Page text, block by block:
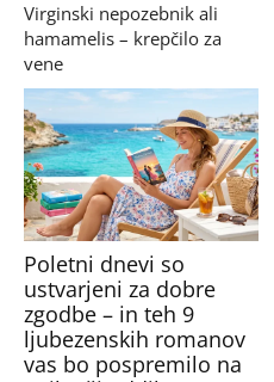
Virginski nepozebnik ali
hamamelis – krepčilo za
vene
Poletni dnevi so
ustvarjeni za dobre
zgodbe – in teh 9
ljubezenskih romanov
vas bo pospremilo na